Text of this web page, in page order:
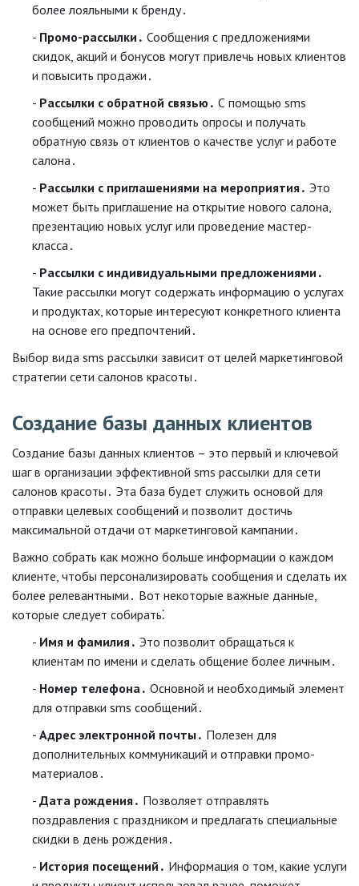
более лояльными к бренду․
Промо-рассылки․ Сообщения с предложениями
скидок, акций и бонусов могут привлечь новых клиентов
и повысить продажи․
Рассылки с обратной связью․ С помощью sms
сообщений можно проводить опросы и получать
обратную связь от клиентов о качестве услуг и работе
салона․
Рассылки с приглашениями на мероприятия․ Это
может быть приглашение на открытие нового салона,
презентацию новых услуг или проведение мастер-
класса․
Рассылки с индивидуальными предложениями․
Такие рассылки могут содержать информацию о услугах
и продуктах, которые интересуют конкретного клиента
на основе его предпочтений․
Выбор вида sms рассылки зависит от целей маркетинговой
стратегии сети салонов красоты․
Создание базы данных клиентов
Создание базы данных клиентов – это первый и ключевой
шаг в организации эффективной sms рассылки для сети
салонов красоты․ Эта база будет служить основой для
отправки целевых сообщений и позволит достичь
максимальной отдачи от маркетинговой кампании․
Важно собрать как можно больше информации о каждом
клиенте, чтобы персонализировать сообщения и сделать их
более релевантными․ Вот некоторые важные данные,
которые следует собирать⁚
Имя и фамилия․ Это позволит обращаться к
клиентам по имени и сделать общение более личным․
Номер телефона․ Основной и необходимый элемент
для отправки sms сообщений․
Адрес электронной почты․ Полезен для
дополнительных коммуникаций и отправки промо-
материалов․
Дата рождения․ Позволяет отправлять
поздравления с праздником и предлагать специальные
скидки в день рождения․
История посещений․ Информация о том, какие услуги